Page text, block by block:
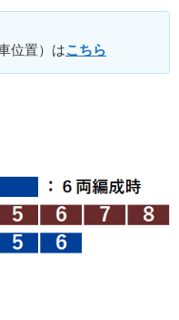
位置）はこちら